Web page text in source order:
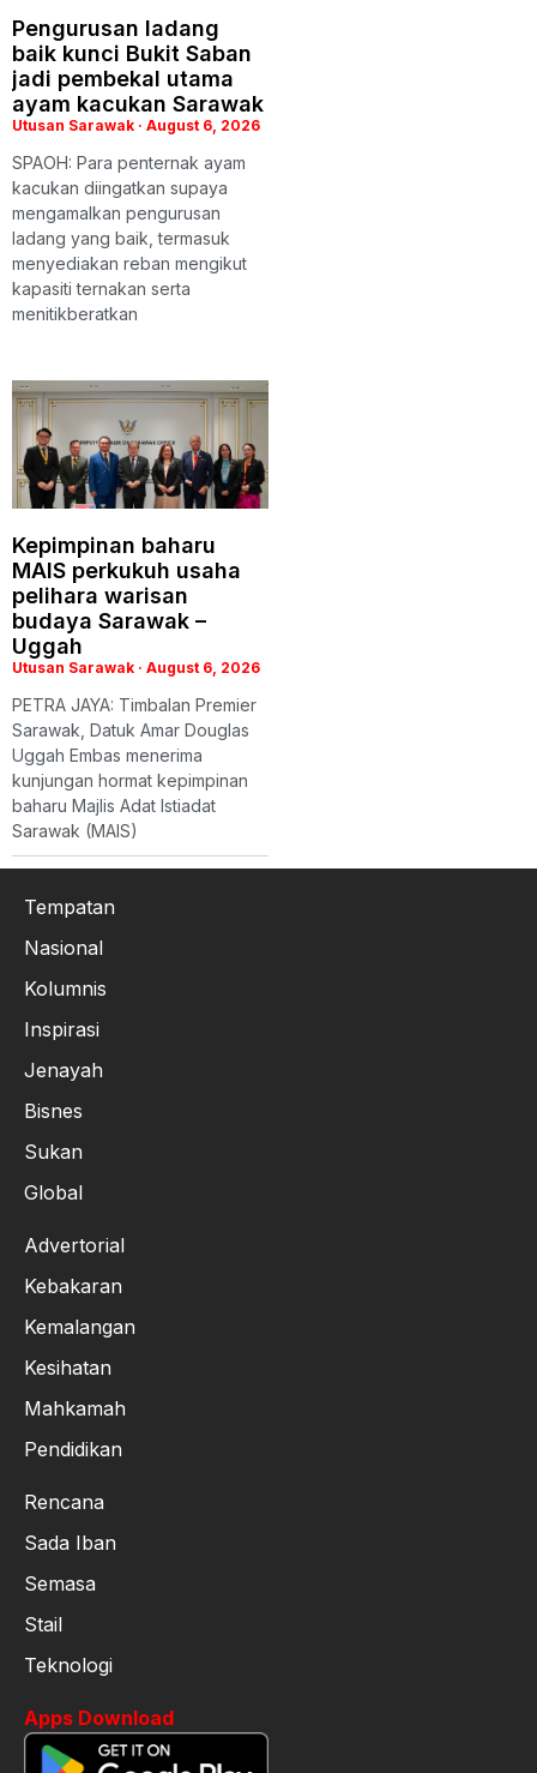
Pengurusan ladang
baik kunci Bukit Saban
jadi pembekal utama
ayam kacukan Sarawak
Utusan Sarawak August 6, 2026
SPAOH: Para penternak ayam
kacukan diingatkan supaya
mengamalkan pengurusan
ladang yang baik, termasuk
menyediakan reban mengikut
kapasiti ternakan serta
menitikberatkan
Kepimpinan baharu
MAIS perkukuh usaha
pelihara warisan
budaya Sarawak –
Uggah
Utusan Sarawak August 6, 2026
PETRA JAYA: Timbalan Premier
Sarawak, Datuk Amar Douglas
Uggah Embas menerima
kunjungan hormat kepimpinan
baharu Majlis Adat Istiadat
Sarawak (MAIS)
Tempatan
Nasional
Kolumnis
Inspirasi
Jenayah
Bisnes
Sukan
Global
Advertorial
Kebakaran
Kemalangan
Kesihatan
Mahkamah
Pendidikan
Rencana
Sada Iban
Semasa
Stail
Teknologi
Apps Download